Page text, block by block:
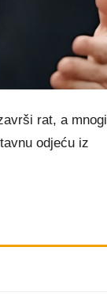
rat, a mnogi
odjeću iz